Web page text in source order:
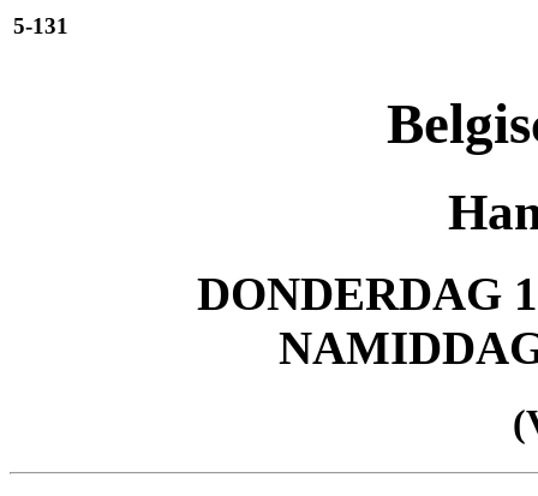
5-131
DONDERDAG